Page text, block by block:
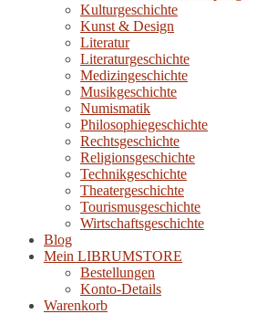
Kulturgeschichte
Kunst & Design
Literatur
Literaturgeschichte
Medizingeschichte
Musikgeschichte
Numismatik
Philosophiegeschichte
Rechtsgeschichte
Religionsgeschichte
Technikgeschichte
Theatergeschichte
Tourismusgeschichte
Wirtschaftsgeschichte
Blog
Mein LIBRUMSTORE
Bestellungen
Konto-Details
Warenkorb